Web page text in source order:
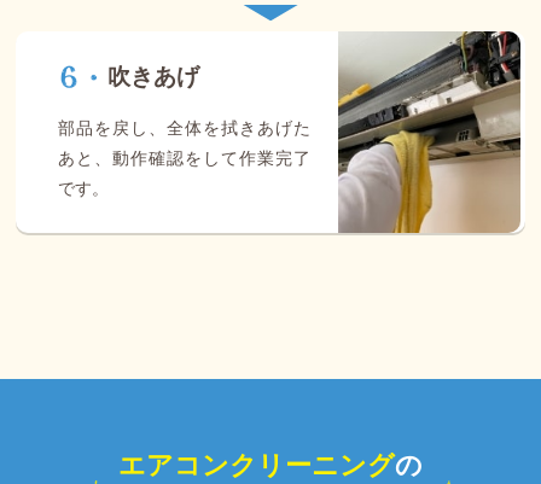
吹きあげ
部品を戻し、全体を拭きあげた
あと、動作確認をして作業完了
です。
エアコンクリーニングの